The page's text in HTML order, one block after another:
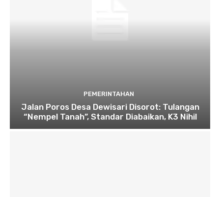
PEMERINTAHAN
Jalan Poros Desa Dewisari Disorot: Tulangan
“Nempel Tanah”, Standar Diabaikan, K3 Nihil